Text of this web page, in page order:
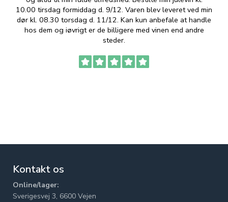
10.00 tirsdag formiddag d. 9/12. Varen blev leveret ved min
dør kl. 08.30 torsdag d. 11/12. Kan kun anbefale at handle
hos dem og iøvrigt er de billigere med vinen end andre
steder.
Kontakt os
Online/lager:
Sverigesvej 3, 6600 Vejen